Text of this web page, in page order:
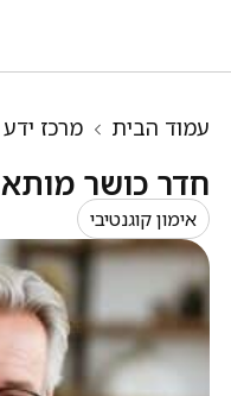
עמוד הבית מרכז ידע
חדר כושר
אימון קוגנטיבי